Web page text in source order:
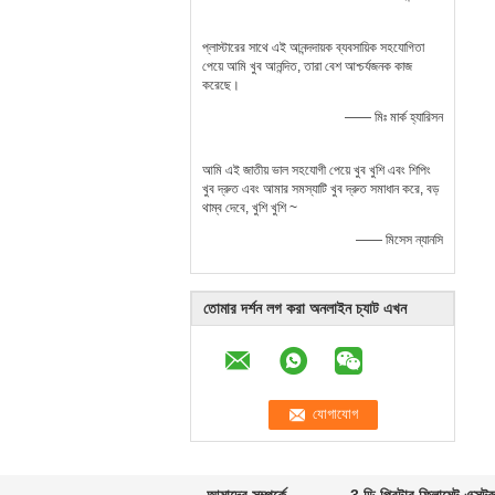
প্লাস্টারের সাথে এই আনন্দদায়ক ব্যবসায়িক সহযোগিতা
পেয়ে আমি খুব আনন্দিত, তারা বেশ আশ্চর্যজনক কাজ
করেছে।
—— মিঃ মার্ক হ্যারিসন
আমি এই জাতীয় ভাল সহযোগী পেয়ে খুব খুশি এবং শিপিং
খুব দ্রুত এবং আমার সমস্যাটি খুব দ্রুত সমাধান করে, বড়
থাম্ব দেবে, খুশি খুশি ~
—— মিসেস ন্যানসি
তোমার দর্শন লগ করা অনলাইন চ্যাট এখন